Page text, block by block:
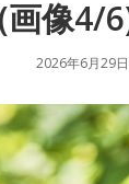
画像4/
2026年6月29